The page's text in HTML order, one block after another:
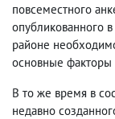
повсеместного
опубликованного в
районе
основные
В то же время в
недавно